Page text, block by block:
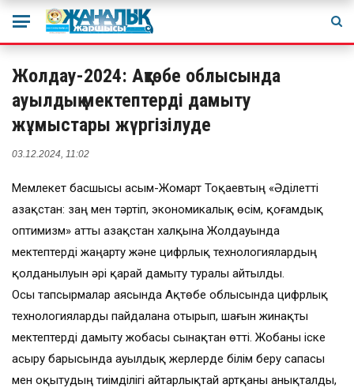
Жолдау-2024: Ақтөбе облысында
ауылдық мектептерді дамыту
жұмыстары жүргізілуде
03.12.2024, 11:02
Мемлекет басшысы Қасым-Жомарт Тоқаевтың «Әділетті
Қазақстан: заң мен тәртіп, экономикалық өсім, қоғамдық
оптимизм» атты Қазақстан халқына Жолдауында
мектептерді жаңарту және цифрлық технологиялардың
қолданылуын әрі қарай дамыту туралы айтылды.
Осы тапсырмалар аясында Ақтөбе облысында цифрлық
технологияларды пайдалана отырып, шағын жинақты
мектептерді дамыту жобасы сынақтан өтті. Жобаны іске
асыру барысында ауылдық жерлерде білім беру сапасы
мен оқытудың тиімділігі айтарлықтай артқаны анықталды,